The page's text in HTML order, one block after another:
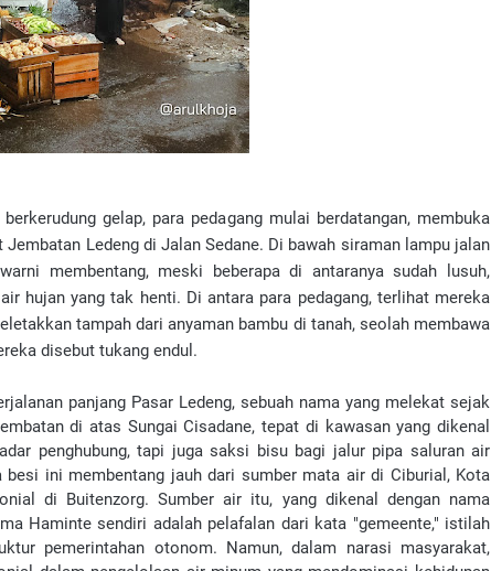
gelap, para pedagang mulai berdatangan, membuka
Ledeng di Jalan Sedane. Di bawah siraman lampu jalan
membentang, meski beberapa di antaranya sudah lusuh,
hujan yang tak henti. Di antara para pedagang, terlihat mereka
tampah dari anyaman bambu di tanah, seolah membawa
disebut tukang endul.
panjang Pasar Ledeng, sebuah nama yang melekat sejak
di atas Sungai Cisadane, tepat di kawasan yang dikenal
penghubung, tapi juga saksi bisu bagi jalur pipa saluran air
besi ini membentang jauh dari sumber mata air di Ciburial, Kota
di Buitenzorg. Sumber air itu, yang dikenal dengan nama
Haminte sendiri adalah pelafalan dari kata "gemeente," istilah
pemerintahan otonom. Namun, dalam narasi masyarakat,